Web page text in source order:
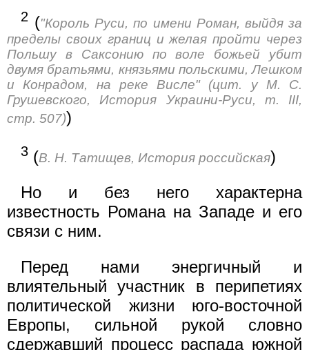
2 ("Король Руси, по имени Роман, выйдя за
пределы своих границ и желая пройти через
Польшу в Саксонию по воле божьей убит
двумя братьями, князьями польскими, Лешком
и Конрадом, на реке Висле" (цит. у М. С.
Грушевского, История Украини-Руси, т. III,
стр. 507))
3 (В. Н. Татищев, История российская)
Но и без него характерна
известность Романа на Западе и его
связи с ним.
Перед нами энергичный и
влиятельный участник в перипетиях
политической жизни юго-восточной
Европы, сильной рукой словно
сдержавший процесс распада южной